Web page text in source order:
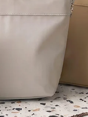
ハンドバッグ
ボストンバッグ
エコバッグ・サ
ブバッグ
扇子・ファン
ストール・ハッ
ト・グローブ
メガネ・サング
ラス・ルーペ
傘